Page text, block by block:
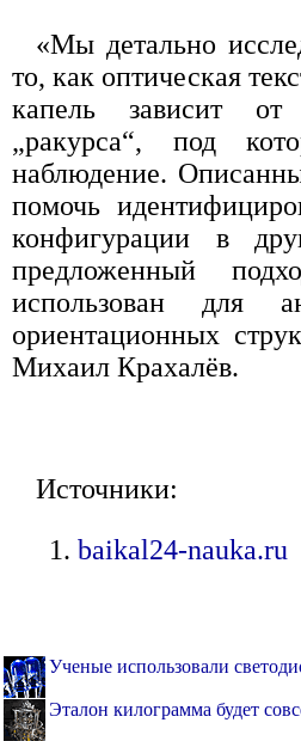
«Мы детально
то, как оптическая
капель зависит
„ракурса“, под
наблюдение.
помочь
конфигурации в
предложенный
использован для
ориентационных
Михаил Крахалёв.
Источники:
baikal24-nauka.ru
Ученые использовали
Эталон килограмма будет